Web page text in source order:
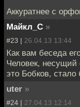
Аккуратнее с
Майкл_С »
#23 | 26.04.13 13:44
Как вам беседа
Человек, несущий
это Бобков, стало
uter »
#24 | 27.04.13 12:14